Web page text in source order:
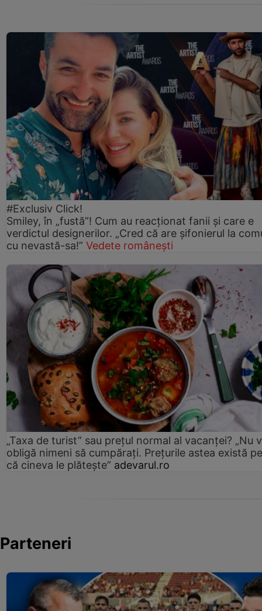
#Exclusiv Click!
Smiley, în „fustă”! Cum au reacționat fanii și care e
verdictul designerilor. „Cred că are șifonierul la
cu nevastă-sa!” Vedete românești
„Taxa de turist” sau prețul normal al vacanței? „Nu
obligă nimeni să cumpărați. Prețurile astea există
că cineva le plătește” adevarul.ro
Parteneri